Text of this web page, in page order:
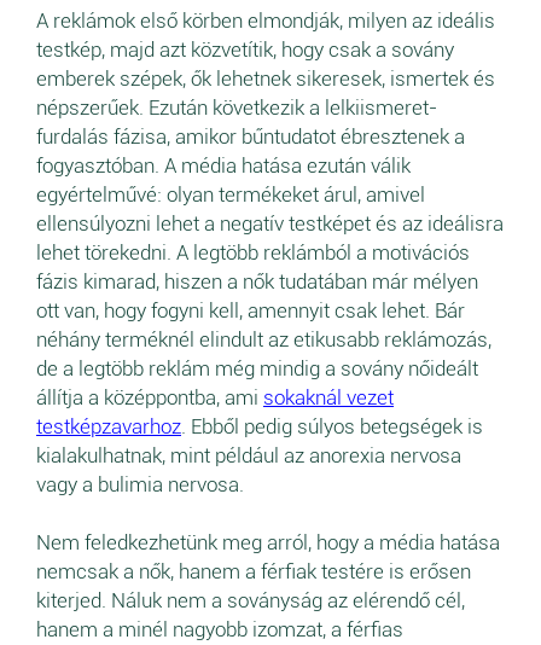
A reklámok első körben elmondják, milyen az ideális
testkép, majd azt közvetítik, hogy csak a sovány
emberek szépek, ők lehetnek sikeresek, ismertek és
népszerűek. Ezután következik a lelkiismeret-
furdalás fázisa, amikor bűntudatot ébresztenek a
fogyasztóban. A média hatása ezután válik
egyértelművé: olyan termékeket árul, amivel
ellensúlyozni lehet a negatív testképet és az ideálisra
lehet törekedni. A legtöbb reklámból a motivációs
fázis kimarad, hiszen a nők tudatában már mélyen
ott van, hogy fogyni kell, amennyit csak lehet. Bár
néhány terméknél elindult az etikusabb reklámozás,
de a legtöbb reklám még mindig a sovány nőideált
állítja a középpontba, ami sokaknál vezet
testképzavarhoz. Ebből pedig súlyos betegségek is
kialakulhatnak, mint például az anorexia nervosa
vagy a bulimia nervosa.
Nem feledkezhetünk meg arról, hogy a média hatása
nemcsak a nők, hanem a férfiak testére is erősen
kiterjed. Náluk nem a soványság az elérendő cél,
hanem a minél nagyobb izomzat, a férfias